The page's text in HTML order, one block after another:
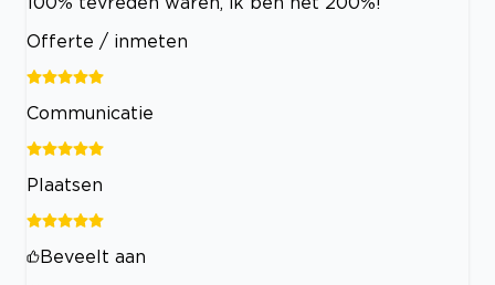
Offerte / inmeten
Communicatie
Plaatsen
Beveelt aan